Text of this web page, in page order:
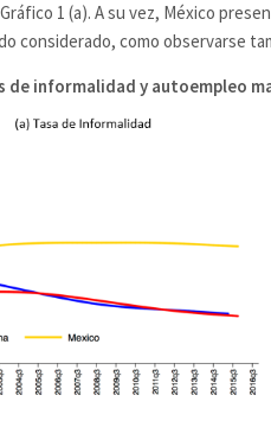
1 (a). A su vez, México
considerado, como observarse
de informalidad y autoempleo